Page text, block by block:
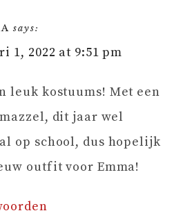
says:
1, 2022 at 9:51 pm
leuk kostuums! Met een
dit jaar wel
op school, dus hopelijk
outfit voor Emma!